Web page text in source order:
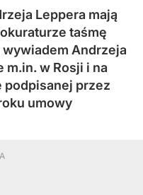
Leppera mają
taśmę
Andrzeja
m.in. w Rosji i na
podpisanej przez
umowy